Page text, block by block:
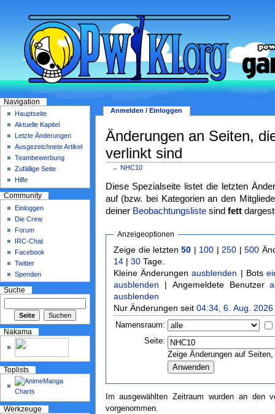
Änderungen an Seiten,
verlinkt sind
← NHC10
Diese Spezialseite listet die letzten
auf (bzw. bei Kategorien an den
deiner Beobachtungslistesind fett
Anzeigeoptionen
Zeige die letzten50 | 100 | 250 |500
14 |30 Tage.
Kleine Änderungenausblenden | Bots
ausblenden | Angemeldete Benutzer
ausblenden
Nur Änderungen seit04:34, 6. Aug. 2026
Namensraum:
Seite:
Zeige Änderungen auf
Im ausgewählten Zeitraum wurden an den
vorgenommen.
Anmelden / Einloggen
Navigation
Hauptseite
Aktuelle Kapitel
Letzte Änderungen
Ausgezeichnete Artikel
Teambewerbung
Zufällige Seite
Hilfe
Community
Einloggen
Die Crew
Forum
IRC-Chat
Facebook
Twitter
Spenden
Suche
Nakama
Toplists
Werkzeuge